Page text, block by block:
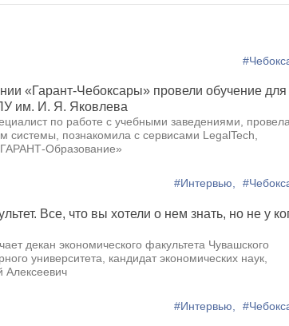
«Гарант-Чебоксары» провели обучение для
им. И. Я. Яковлева
по работе с учебными заведениями,
системы, познакомила с сервисами LegalTech,
Образование»
#Интервью,
Все, что вы хотели о нем знать, но не у
декан экономического факультета Чувашского
университета, кандидат экономических наук,
Алексеевич
#Интервью,